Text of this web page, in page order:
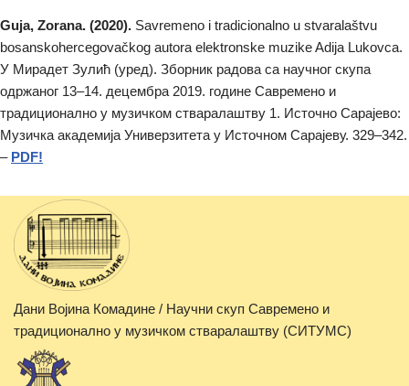
Guja, Zorana. (2020). Savremeno i tradicionalno u stvaralaštvu
bosanskohercegovačkog autora elektronske muzike Adija Lukovca.
У Мирадет Зулић (уред). Зборник радова са научног скупа
одржаног 13–14. децембра 2019. године Савремено и
традиционално у музичком стваралаштву 1. Источно Сарајево:
Музичка академија Универзитета у Источном Сарајеву. 329–342.
– PDF!
Дани Војина Комадине / Научни скуп Савремено и
традиционално у музичком стваралаштву (СИТУМС)